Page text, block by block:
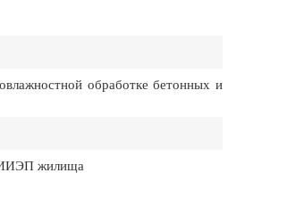
обработке бетонных и
жилища